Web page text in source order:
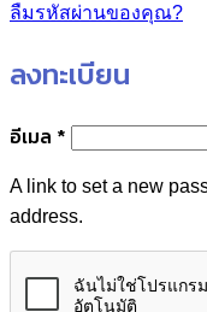
ลืมรหัสผ่านของคุณ?
ลงทะเบียน
อีเมล * ต้องการ
A link to set a new
address.